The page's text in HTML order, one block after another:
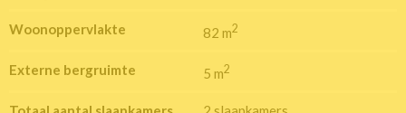
Woonoppervlakte 82 m2
Externe bergruimte 5 m2